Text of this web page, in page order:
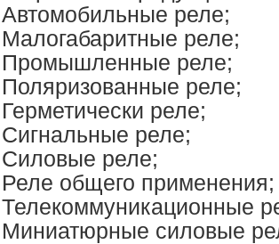
Автомобильные реле;
Малогабаритные реле;
Промышленные реле;
Поляризованные реле;
Герметически реле;
Сигнальные реле;
Силовые реле;
Реле общего применения;
Телекоммуникационные
Миниатюрные силовые